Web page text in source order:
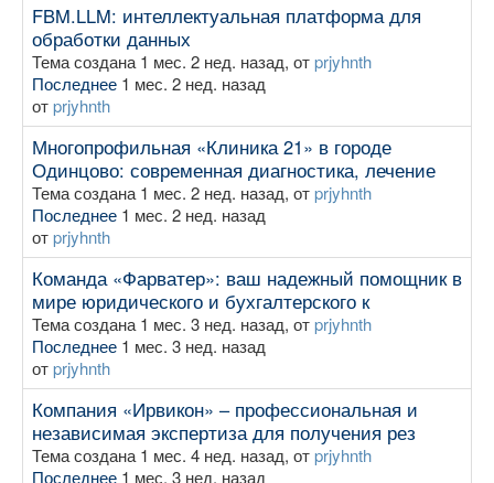
FBM.LLM: интеллектуальная платформа для
обработки данных
Тема создана 1 мес. 2 нед. назад, отprjyhnth
Последнее 1 мес. 2 нед. назад
отprjyhnth
Многопрофильная «Клиника 21» в городе
Одинцово: современная диагностика, лечение
Тема создана 1 мес. 2 нед. назад, отprjyhnth
Последнее 1 мес. 2 нед. назад
отprjyhnth
Команда «Фарватер»: ваш надежный помощник в
мире юридического и бухгалтерского к
Тема создана 1 мес. 3 нед. назад, отprjyhnth
Последнее 1 мес. 3 нед. назад
отprjyhnth
Компания «Ирвикон» – профессиональная и
независимая экспертиза для получения рез
Тема создана 1 мес. 4 нед. назад, отprjyhnth
Последнее 1 мес. 3 нед. назад